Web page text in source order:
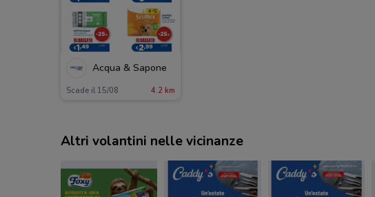
Acqua & Sapone
Scade il 15/08 4.2 km
Altri volantini nelle vicinanze